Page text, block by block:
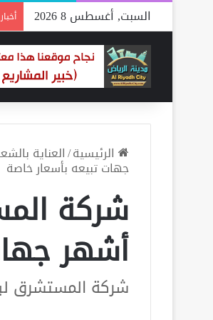
السبت, أغسطس 8 2026
الرئيسية/العناية
جهات تبيعه بأسعار خاصة
شركة
أشهر
شركة المستشرق